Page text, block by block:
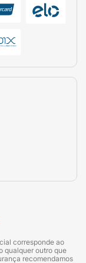
corresponde ao
qualquer outro que
recomendamos